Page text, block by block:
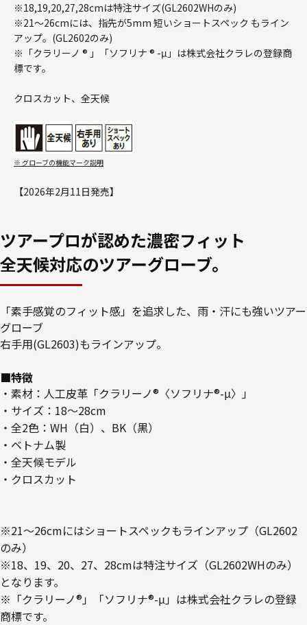
※18,19,20,27,28cmは特注サイズ(GL2602WHのみ)
※21～26cmには、指先が5mm 短いショートスペック もライン
アップ。(GL2602のみ)
※「クラリーノ ® 」「ソフリナ ® -μ」は株式会社クラレの登録商
標です。
クロスカット、全天候
※ グローブの機能マーク説明
【2026年2月11日発売】
ツアープロが認めた濃密フィット
全天候対応のツアーグローブ。
「素手感覚のフィット感」を追求した、雨・汗にも強いツアー
グローブ
右手用(GL2603)もラインアップ。
■特徴
・素材：人工皮革「クラリーノ®〈ソフリナ®-μ〉」
・サイズ：18～28cm
・全2色：WH（白）、BK（黒）
・ベトナム製
・全天候モデル
・クロスカット
※21～26cmにはショートスペックもラインアップ（GL2602
のみ）
※18、19、20、27、28cmは特注サイズ（GL2602WHのみ）
となります。
※「クラリーノ®」「ソフリナ®-μ」は株式会社クラレの登録
商標です。